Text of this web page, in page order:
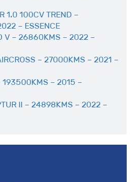
1.0 100CV TREND –
– ESSENCE
V – 26860KMS – 2022 –
– 27000KMS – 2021 –
193500KMS – 2015 –
II – 24898KMS – 2022 –